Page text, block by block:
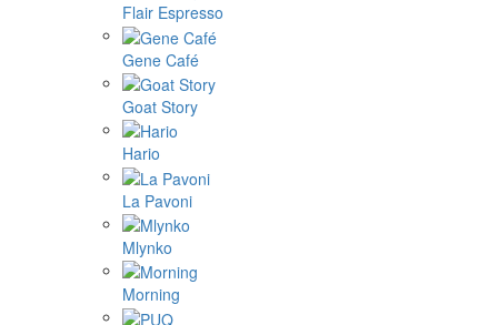
Flair Espresso
Gene Café
Goat Story
Hario
La Pavoni
Mlynko
Morning